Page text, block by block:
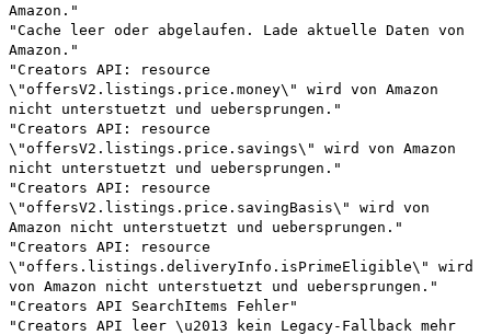
Amazon."
"Cache leer oder abgelaufen. Lade aktuelle Daten von
Amazon."
"Creators API: resource
\"offersV2.listings.price.money\" wird von Amazon
nicht unterstuetzt und uebersprungen."
"Creators API: resource
\"offersV2.listings.price.savings\" wird von Amazon
nicht unterstuetzt und uebersprungen."
"Creators API: resource
\"offersV2.listings.price.savingBasis\" wird von
Amazon nicht unterstuetzt und uebersprungen."
"Creators API: resource
\"offers.listings.deliveryInfo.isPrimeEligible\" wird
von Amazon nicht unterstuetzt und uebersprungen."
"Creators API SearchItems Fehler"
"Creators API leer \u2013 kein Legacy-Fallback mehr